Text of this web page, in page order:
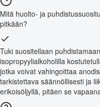
Mitä huolto- ja
pitkään?
Tuki suositellaan
isopropyylialkoholilla
jotka voivat vahingoittaa
tarkistettava säännöllisesti ja
erikoisöljyllä, pitäen se